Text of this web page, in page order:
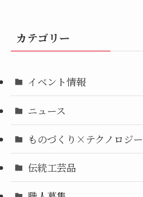
カテゴリー
イベント情報
ニュース
ものづくり×テクノロジー
伝統工芸品